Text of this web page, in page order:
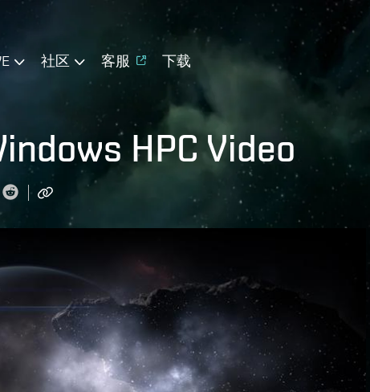
社区 客服 下载
HPC Video